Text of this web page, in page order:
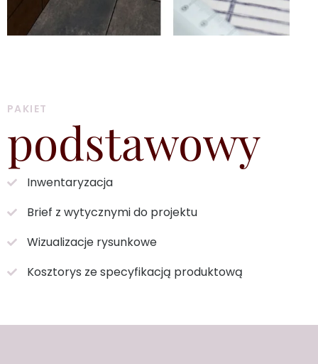
PAKIET
podstawowy
Inwentaryzacja
Brief z wytycznymi do projektu
Wizualizacje rysunkowe
Kosztorys ze specyfikacją produktową